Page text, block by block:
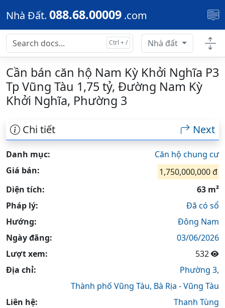
Skip to main content
Nhà Đất. 088.68.00009 .com
Nhà đất
Cần bán căn hộ Nam Kỳ Khởi Nghĩa P3
Tp Vũng Tàu 1,75 tỷ, Đường Nam Kỳ
Khởi Nghĩa, Phường 3
Chi tiết Next
Danh mục:
Căn hộ chung cư
Giá bán:
1,750,000,000 đ
Diện tích:
63 m²
Pháp lý:
Đã có sổ
Hướng:
Đông Nam
Ngày đăng:
03/06/2026
Lượt xem:
532
Địa chỉ:
Phường 3,
Thành phố Vũng Tàu, Bà Rịa - Vũng Tàu
Liên hệ:
Thanh Tùng